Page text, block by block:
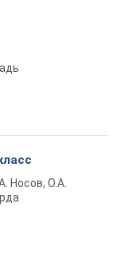
Носов, О.А.